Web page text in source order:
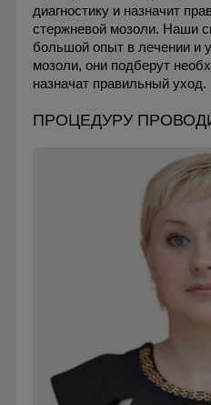
диагностику и назначит
стержневой мозоли. Наши
большой опыт в лечении и
мозоли, они подберут
назначат правильный уход.
ПРОЦЕДУРУ